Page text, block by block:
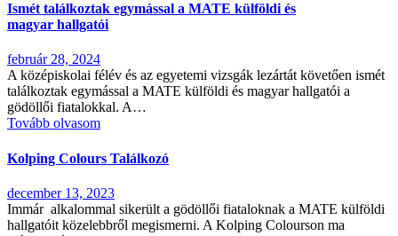
Ismét találkoztak egymással a MATE külföldi és
magyar hallgatói
február 28, 2024
A középiskolai félév és az egyetemi vizsgák lezártát követően ismét
találkoztak egymással a MATE külföldi és magyar hallgatói a
gödöllői fiatalokkal. A…
Tovább olvasom
Kolping Colours Találkozó
december 13, 2023
Immár alkalommal sikerült a gödöllői fiataloknak a MATE külföldi
hallgatóit közelebbről megismerni. A Kolping Colourson ma